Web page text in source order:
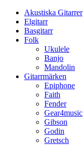
Akustiska Gitarrer
Elgitarr
Basgitarr
Folk
Ukulele
Banjo
Mandolin
Gitarrmärken
Epiphone
Faith
Fender
Gear4music
Gibson
Godin
Gretsch